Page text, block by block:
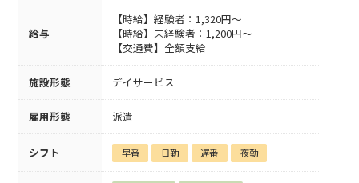
給与
【時給】経験者：1,320円～
【時給】未経験者：1,200円～
【交通費】全額支給
施設形態 デイサービス
雇用形態 派遣
シフト 早番 日勤 遅番 夜勤